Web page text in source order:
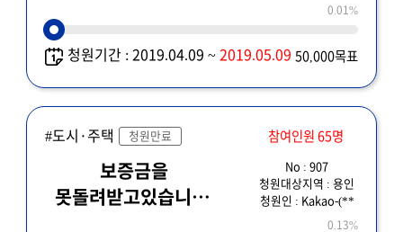
0.01%
청원기간 : 2019.04.09 ~2019.05.09 50,000목표
#도시·주택 청원만료 참여인원 65명
보증금을
못돌려받고있습니다.
No : 907
청원대상지역 : 용인
청원인 : Kakao-(**
0.13%